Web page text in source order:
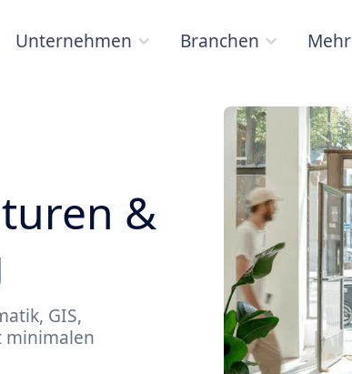
Unternehmen Branchen Mehr
&
GIS,
minimalen